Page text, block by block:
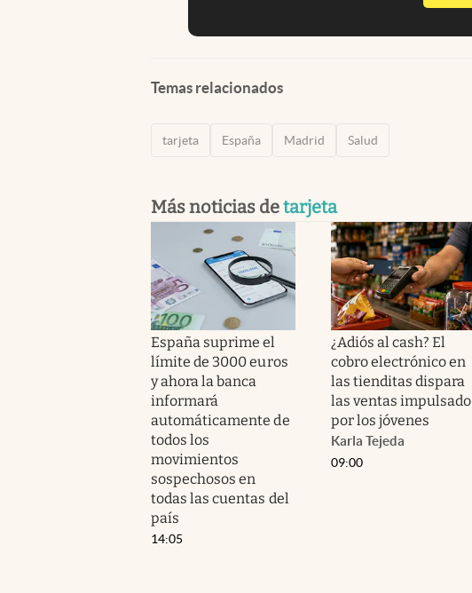
Temas relacionados
tarjeta España Madrid Salud
Más noticias detarjeta
España suprime el
límite de 3000 euros
y ahora la banca
informará
automáticamente de
todos los
movimientos
sospechosos en
todas las cuentas del
país
14:05
¿Adiós al cash? El
cobro electrónico en
las tienditas dispara
las ventas impulsado
por los jóvenes
Karla Tejeda
09:00